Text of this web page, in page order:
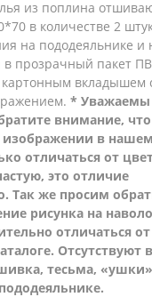
из поплина
в количестве 2
на пододеяльнике и
в прозрачный пакет
картонным вкладышем
* Уважаемы
внимание,
в нашем
отличаться от
это отличие
Так же просим
рисунка на
отличаться
Отсутствуют
тесьма,